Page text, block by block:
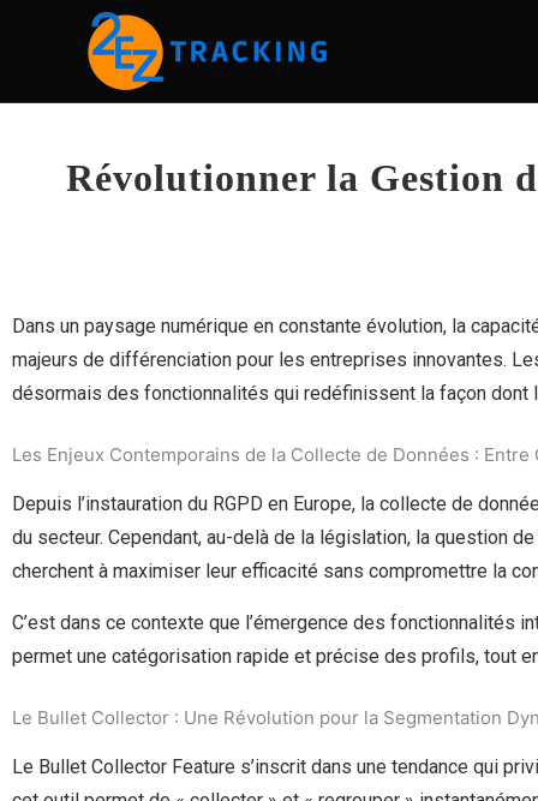
Révolutionner la Gestion
Dans un paysage numérique en constante évolution, la
majeurs de différenciation pour les entreprises innovantes.
désormais des fonctionnalités qui redéfinissent la façon
Les Enjeux Contemporains de la Collecte de Données :
Depuis l’instauration du RGPD en Europe, la collecte de
du secteur. Cependant, au-delà de la législation, la question
cherchent à maximiser leur efficacité sans compromettre la
C’est dans ce contexte que l’émergence des fonctionnalités
permet une catégorisation rapide et précise des profils, tout
Le Bullet Collector : Une Révolution pour la Segmentation
Le Bullet Collector Feature s’inscrit dans une tendance qui